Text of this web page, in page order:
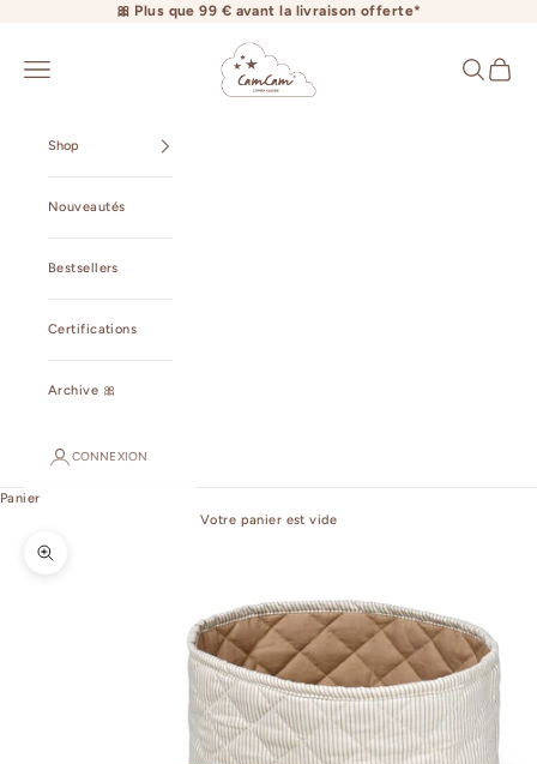
🎀 Plus que 99 € avant la livraison offerte*
camcamcopenhagen.com
Ouvrir la navigation
Ouvrir la
Voir le
Shop
Nouveautés
Bestsellers
Certifications
Archive 🎀
CONNEXION
Panier
Votre panier est vide
Zoomer sur l'image